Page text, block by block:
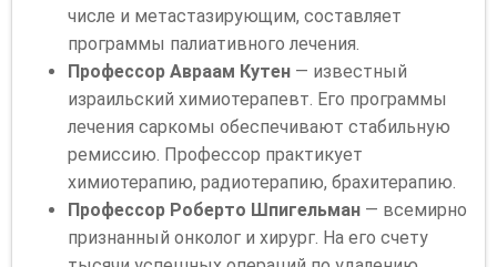
числе и метастазирующим, составляет
программы палиативного лечения.
Профессор Авраам Кутен — известный
израильский химиотерапевт. Его программы
лечения саркомы обеспечивают стабильную
ремиссию. Профессор практикует
химиотерапию, радиотерапию, брахитерапию.
Профессор Роберто Шпигельман — всемирно
признанный онколог и хирург. На его счету